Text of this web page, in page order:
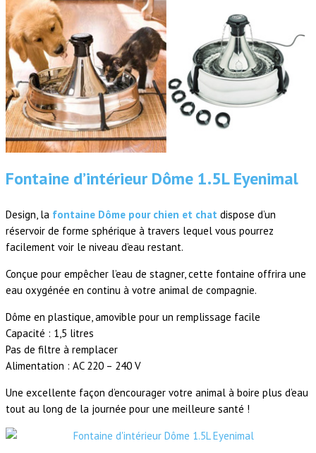
Fontaine d’intérieur Dôme 1.5L Eyenimal
Design, la fontaine Dôme pour chien et chat dispose d’un
réservoir de forme sphérique à travers lequel vous pourrez
facilement voir le niveau d’eau restant.
Conçue pour empêcher l’eau de stagner, cette fontaine offrira une
eau oxygénée en continu à votre animal de compagnie.
Dôme en plastique, amovible pour un remplissage facile
Capacité : 1,5 litres
Pas de filtre à remplacer
Alimentation : AC 220 – 240 V
Une excellente façon d’encourager votre animal à boire plus d’eau
tout au long de la journée pour une meilleure santé !